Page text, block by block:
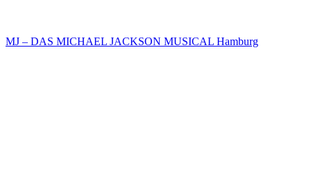
MJ – DAS MICHAEL JACKSON MUSICAL Hamburg